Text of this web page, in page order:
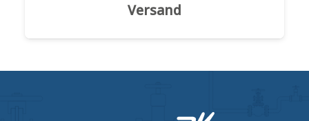
Versand